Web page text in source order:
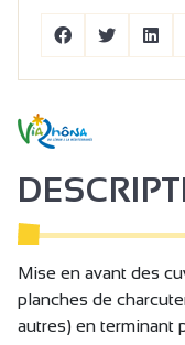
Mise en avant des
planches de
autres) en terminant